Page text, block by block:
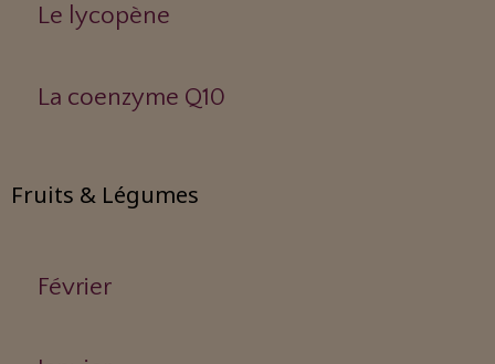
Le lycopène
La coenzyme Q10
Fruits & Légumes
Février